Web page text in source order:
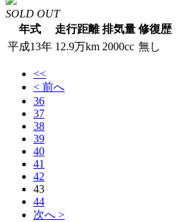
SOLD OUT
年式
走行距離 排気量 修復歴
平成13年 12.9万km 2000cc 無し
<<
< 前へ
36
37
38
39
40
41
42
43
44
次へ >